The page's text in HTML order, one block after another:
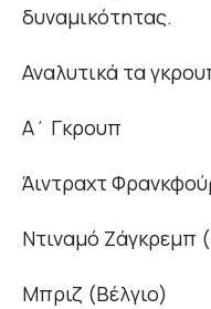
δυναμικότητας.
Αναλυτικά τα
Α΄ Γκρουπ
Άιντραχτ
Ντιναμό Ζάγκρεμπ
Μπριζ (Βέλγιο)